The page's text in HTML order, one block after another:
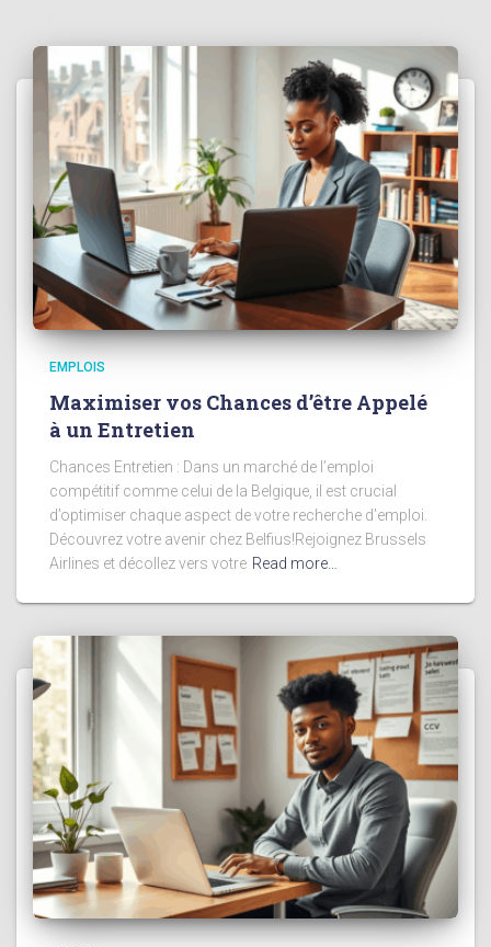
EMPLOIS
Maximiser vos Chances d’être Appelé
à un Entretien
Chances Entretien : Dans un marché de l’emploi
compétitif comme celui de la Belgique, il est crucial
d’optimiser chaque aspect de votre recherche d’emploi.
Découvrez votre avenir chez Belfius!Rejoignez Brussels
Airlines et décollez vers votre Read more…